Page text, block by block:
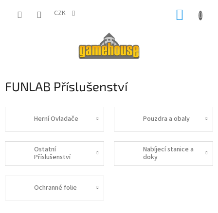
CZK
FUNLAB Příslušenství
Herní Ovladače Pouzdra a obaly
Ostatní
Příslušenství
Nabíjecí stanice a
doky
Ochranné folie